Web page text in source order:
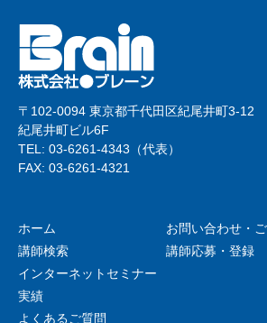
〒102-0094 東京都千代田区紀尾井町3-12
紀尾井町ビル6F
TEL: 03-6261-4343（代表）
FAX: 03-6261-4321
ホーム
講師検索
インターネットセミナー
実績
よくあるご質問
お問い合わせ・
講師応募・登録